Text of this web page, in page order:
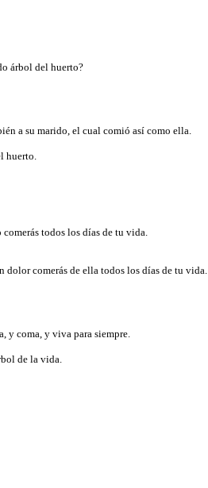
árbol del huerto?
a su marido, el cual comió así como ella.
huerto.
todos los días de tu vida.
dolor comerás de ella todos los días de tu vida.
y coma, y viva para siempre.
de la vida.